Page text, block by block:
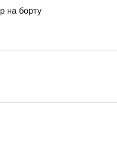
на борту